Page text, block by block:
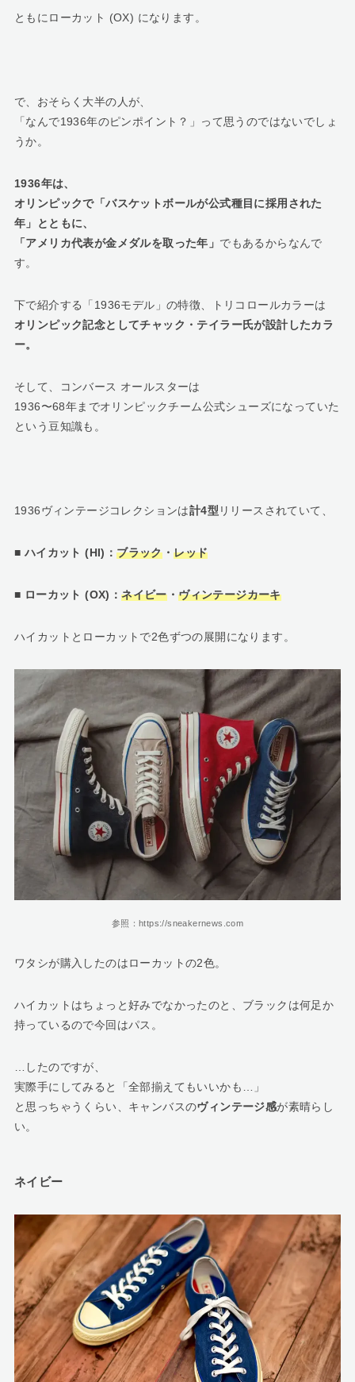
ともにローカット (OX) になります。
で、おそらく大半の人が、
「なんで1936年のピンポイント？」って思うのではないでしょ
うか。
1936年は、
オリンピックで「バスケットボールが公式種目に採用された
年」とともに、
「アメリカ代表が金メダルを取った年」 でもあるからなんで
す。
下で紹介する「1936モデル」の特徴、トリコロールカラーは
オリンピック記念としてチャック・テイラー氏が設計したカラ
ー。
そして、コンバース オールスターは
1936〜68年までオリンピックチーム公式シューズになっていた
という豆知識も。
1936ヴィンテージコレクションは計4型 リリースされていて、
■ ハイカット (HI)：ブラック・レッド
■ ローカット (OX)：ネイビー・ヴィンテージカーキ
ハイカットとローカットで2色ずつの展開になります。
参照：https://sneakernews.com
ワタシが購入したのはローカットの2色。
ハイカットはちょっと好みでなかったのと、ブラックは何足か
持っているので今回はパス。
…したのですが、
実際手にしてみると「全部揃えてもいいかも…」
と思っちゃうくらい、キャンバスのヴィンテージ感が素晴らし
い。
ネイビー